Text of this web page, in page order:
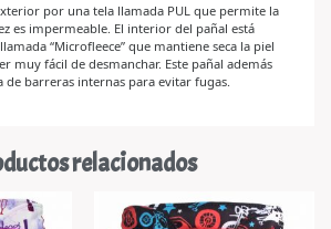
por una tela llamada PUL que permite la
es impermeable. El interior del pañal está
“Microfleece” que mantiene seca la piel
muy fácil de desmanchar. Este pañal además
de barreras internas para evitar fugas.
relacionados